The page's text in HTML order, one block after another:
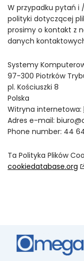
W przypadku pytań
polityki dotyczącej
prosimy o kontakt z
danych
Systemy
97-300 Piotrków
pl. Kościuszki 8
Polska
Witryna internetowa:
Adres e-mail: biuro@
Phone number: 44
Ta Polityka Plików
cookiedatabase.org